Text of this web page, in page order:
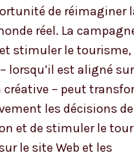
de réimaginer
réel. La
stimuler le
lorsqu’il est aligné
– peut
les décisions de
et de stimuler le
le site Web et les